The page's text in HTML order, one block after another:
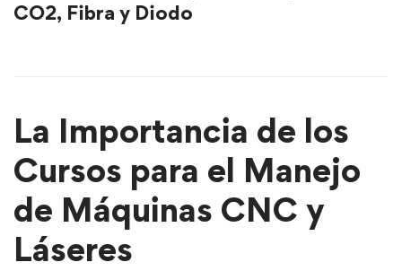
CO2, Fibra y Diodo
La Importancia de los
Cursos para el Manejo
de Máquinas CNC y
Láseres